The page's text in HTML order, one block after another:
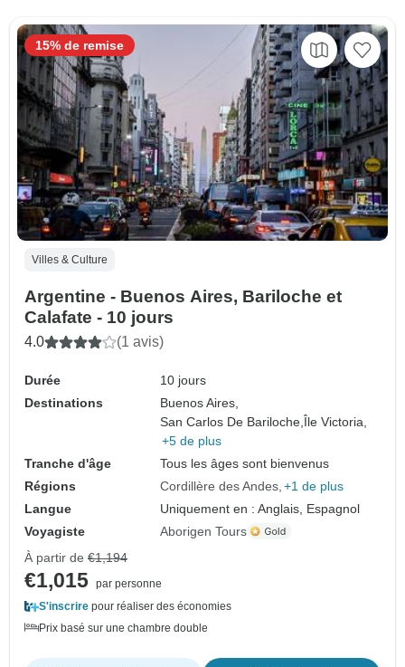
Villes & Culture
Argentine - Buenos Aires, Bariloche et
Calafate - 10 jours
4.0 (1 avis)
Durée
10 jours
Destinations
Buenos Aires,
San Carlos De Bariloche, Île Victoria,
+5 de plus
Tranche d'âge
Tous les âges sont bienvenus
Régions
Cordillère des Andes +1 de plus
Langue
Uniquement en : Anglais, Espagnol
Voyagiste
Aborigen Tours
15% de remise
À partir de €1,194
€1,015 par personne
S'inscrire pour réaliser des économies
Prix basé sur une chambre double